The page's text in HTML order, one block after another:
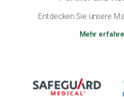
Entdecken Sie unsere
Mehr